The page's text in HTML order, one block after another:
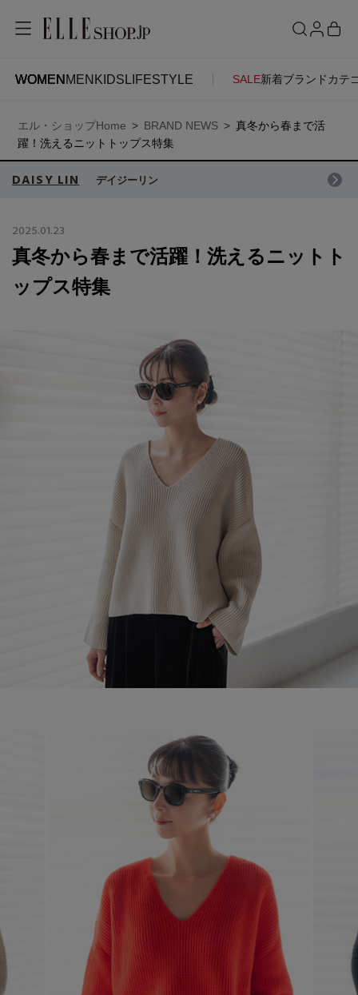
WOMEN MEN KIDS LIFESTYLE SALE新着ブランド カテ
WOMENMENKIDSLIFESTYLE
ITEMS
再入荷アイテム
最旬！トレンドワード
【雨の日】急な雨対策グッズ
【Tシャツ】デイリーに活躍
【サンダル】ビーサンの季節！
【ワンピース】猛暑日はこれ！
【リネン】涼しい夏素材
【レース】上品な透け感
【限定】ここでしか買えないアイテム
【ペプラム】トレンドシルエット
『ELLE』最新号掲載
【ジュエリー】シルバーでクールに
カットソー・Tシャツ
ワンピース・チュニック
ジャケット
スニーカー
フラットシューズ
レインシューズ
すべてのバッグ・財布
ショルダーバッグ
トートバッグ
ハンドバッグ
すべてのファッション小物
ストール・マフラー・ケープ
帽子・イヤーマフ
ヘアアクセサリー
すべてのアクセサリー
ピアス・イヤリング
ネックレス
すべてのランジェリー
ランジェリー
すべてのスポーツ
ACCOUNT
お気に入りアイテム
ご注文履歴
カスタマーサポート
SEE RESULTS
エル・ショップHome BRAND NEWS
真冬から春まで活
躍！洗えるニットトップス特集
DAISY LIN デイジーリン
2025.01.23
真冬から春まで活躍！洗えるニットト
ップス特集